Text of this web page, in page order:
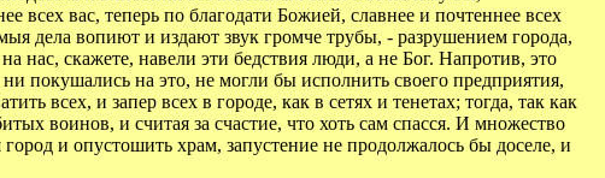
вас, теперь по благодати Божией, славнее и почтеннее всех
дела вопиют и издают звук громче трубы, - разрушением города,
нас, скажете, навели эти бедствия люди, а не Бог. Напротив, это
покушались на это, не могли бы исполнить своего предприятия,
всех, и запер всех в городе, как в сетях и тенетах; тогда, так как
воинов, и считая за счастие, что хоть сам спасся. И множество
и опустошить храм, запустение не продолжалось бы доселе, и